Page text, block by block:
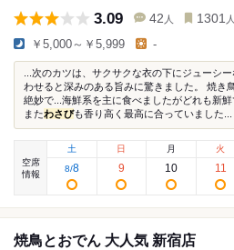
3.09 42 人 1301 人
￥5,000～￥5,999 -
...次のカツは、サクサクな衣の下にジューシー
わせると深みのある旨みに驚きました。 焼き
絶妙で...海鮮系を主に食べましたがどれも新
またわさびも香り高く最高に合っていました...
空席
情報
土
8/8
日
9
月
10
火
11
焼鳥とおでん 大人気 新宿店